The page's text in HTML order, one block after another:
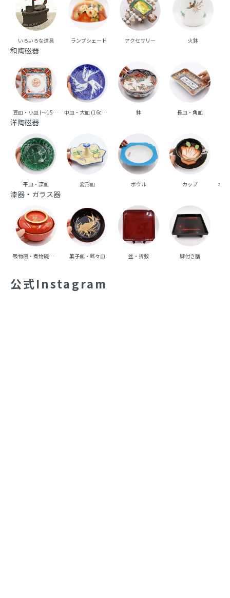
いろいろな道具 ランプシェード アクセサリー 火鉢
和陶磁器
豆皿・小皿 (～15cm台) 中皿・大皿 (16cm台～) 鉢 長皿・角皿
洋陶磁器
平皿・深皿 変形皿 ボウル カップ ポッ
漆器・ガラス器
吸物碗・煮物碗・丼碗 菓子皿・銘々皿 盆・折敷 脚付き膳
公式Instagram